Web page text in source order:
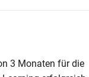
3 Monaten für die